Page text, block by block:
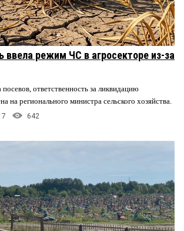
ввела режим ЧС в агросекторе из-за
ответственность за ликвидацию
на регионального министра сельского хозяйства.
7 642